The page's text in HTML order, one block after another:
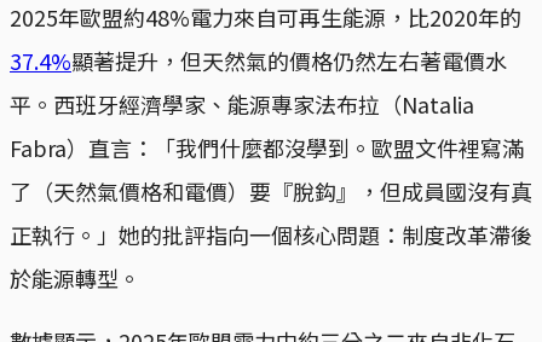
2025年歐盟約48%電力來自可再生能源，比2020年的
37.4%顯著提升，但天然氣的價格仍然左右著電價水
平。西班牙經濟學家、能源專家法布拉（Natalia
Fabra）直言：「我們什麼都沒學到。歐盟文件裡寫滿
了（天然氣價格和電價）要『脫鈎』，但成員國沒有真
正執行。」她的批評指向一個核心問題：制度改革滯後
於能源轉型。